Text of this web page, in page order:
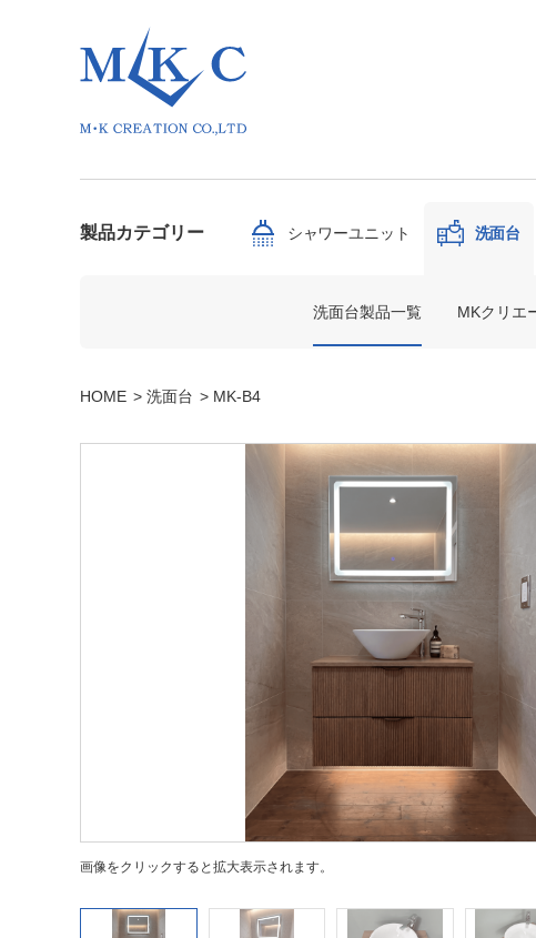
製品カテゴリー シャワーユニット 洗面台
洗面台製品一覧 MKクリエ
HOME 洗面台 MK-B4
画像をクリックすると拡大表示されます。